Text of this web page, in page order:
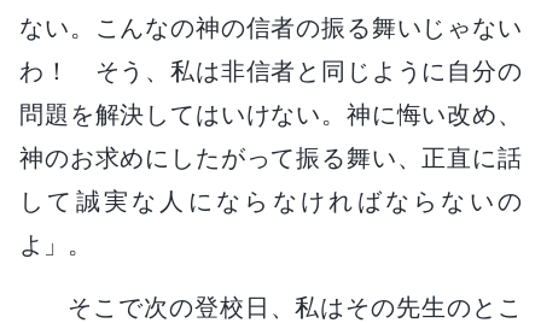
ない。こんなの神の信者の振る舞いじゃない
わ！ そう、私は非信者と同じように自分の
問題を解決してはいけない。神に悔い改め、
神のお求めにしたがって振る舞い、正直に話
して誠実な人にならなければならないの
よ」。
そこで次の登校日、私はその先生のとこ